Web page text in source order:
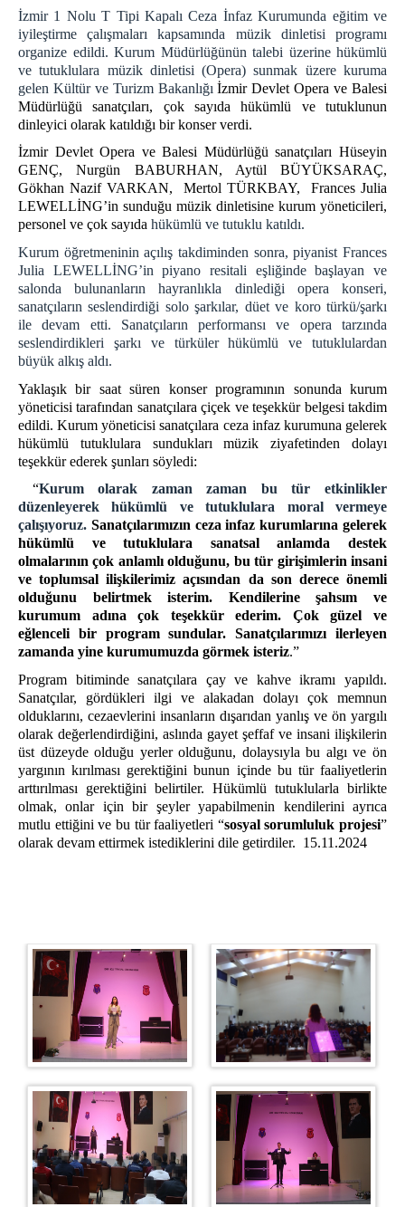
İZMİR 2 NOLU KAPALI CİK
İZMİR 3 NOLU KAPALI CİK
İZMİR 4 NOLU KAPALI CİK
İZMİR KADIN KAPALI CİK
İZMİR ÇOCUK VE GENÇLİK KAPALI CİK
PERSONEL
ŞİFRE İŞLEMLERİ
E-imza Sifre Videolu Anlatım
Telefondan Uyap Şifre Değiştirme İşlemleri
GİRİŞ BAĞLANTILARI
Portal Giriş
İntranet Giriş
Uyap Giriş
Medsis Giriş
CTİK Giriş
Uyap E-Posta Giriş
İLETİŞİM
İzmir 1 Nolu T Tipi Kapalı Ceza İnfaz Kurumunda eğitim ve
iyileştirme çalışmaları kapsamında müzik dinletisi programı
organize edildi. Kurum Müdürlüğünün talebi üzerine hükümlü
ve tutuklulara müzik dinletisi (Opera) sunmak üzere kuruma
gelen Kültür ve Turizm Bakanlığıİzmir Devlet Opera ve Balesi
Müdürlüğü sanatçıları, çok sayıda hükümlü ve tutuklunun
dinleyici olarak katıldığı bir konser verdi.
İzmir Devlet Opera ve Balesi Müdürlüğü sanatçıları Hüseyin
GENÇ, Nurgün BABURHAN, Aytül BÜYÜKSARAÇ,
Gökhan Nazif VARKAN, Mertol TÜRKBAY, Frances Julia
LEWELLİNG’in sunduğu müzik dinletisine kurum yöneticileri,
personel ve çok sayıda hükümlü ve tutuklu katıldı.
Kurum öğretmeninin açılış takdiminden sonra, piyanist Frances
Julia LEWELLİNG’in piyano resitali eşliğinde başlayan ve
salonda bulunanların hayranlıkla dinlediği opera konseri,
sanatçıların seslendirdiği solo şarkılar, düet ve koro türkü/şarkı
ile devam etti. Sanatçıların performansı ve opera tarzında
seslendirdikleri şarkı ve türküler hükümlü ve tutuklulardan
büyük alkış aldı.
Yaklaşık bir saat süren konser programının sonunda kurum
yöneticisi tarafından sanatçılara çiçek ve teşekkür belgesi takdim
edildi. Kurum yöneticisi sanatçılara ceza infaz kurumuna gelerek
hükümlü tutuklulara sundukları müzik ziyafetinden dolayı
teşekkür ederek şunları söyledi:
“Kurum olarak zaman zaman bu tür etkinlikler
düzenleyerek hükümlü ve tutuklulara moral vermeye
çalışıyoruz. Sanatçılarımızın ceza infaz kurumlarına gelerek
hükümlü ve tutuklulara sanatsal anlamda destek
olmalarının çok anlamlı olduğunu, bu tür girişimlerin insani
ve toplumsal ilişkilerimiz açısından da son derece önemli
olduğunu belirtmek isterim. Kendilerine şahsım ve
kurumum adına çok teşekkür ederim. Çok güzel ve
eğlenceli bir program sundular. Sanatçılarımızı ilerleyen
zamanda yine kurumumuzda görmek isteriz.”
Program bitiminde sanatçılara çay ve kahve ikramı yapıldı.
Sanatçılar, gördükleri ilgi ve alakadan dolayı çok memnun
olduklarını, cezaevlerini insanların dışarıdan yanlış ve ön yargılı
olarak değerlendirdiğini, aslında gayet şeffaf ve insani ilişkilerin
üst düzeyde olduğu yerler olduğunu, dolaysıyla bu algı ve ön
yargının kırılması gerektiğini bunun içinde bu tür faaliyetlerin
arttırılması gerektiğini belirtiler. Hükümlü tutuklularla birlikte
olmak, onlar için bir şeyler yapabilmenin kendilerini ayrıca
mutlu ettiğini ve bu tür faaliyetleri “sosyal sorumluluk projesi”
olarak devam ettirmek istediklerini dile getirdiler. 15.11.2024